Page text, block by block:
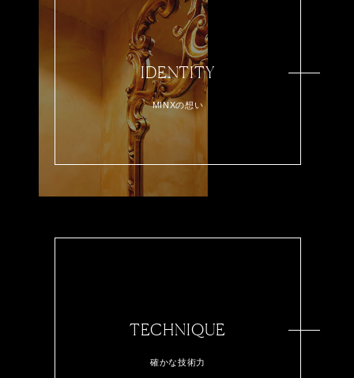
IDENTITY
MINXの想い
TECHNIQUE
確かな技術力